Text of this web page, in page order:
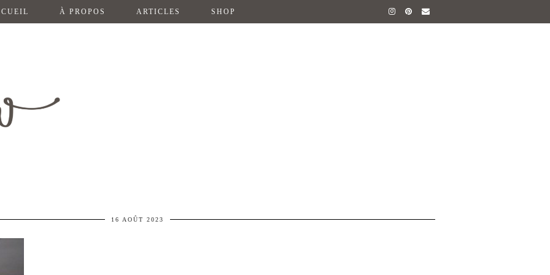
À PROPOS ARTICLES SHOP
16 AOÛT 2023